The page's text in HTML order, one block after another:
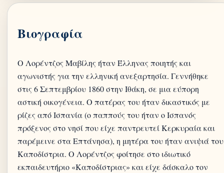
Βιογραφία
Ο Λορέντζος Μαβίλης ήταν Έλληνας ποιητής και
αγωνιστής για την ελληνική ανεξαρτησία. Γεννήθηκε
στις 6 Σεπτεμβρίου 1860 στην Ιθάκη, σε μια εύπορη
αστική οικογένεια. Ο πατέρας του ήταν δικαστικός με
ρίζες από Ισπανία (ο παππούς του ήταν ο Ισπανός
πρόξενος στο νησί που είχε παντρευτεί Κερκυραία και
παρέμεινε στα Επτάνησα), η μητέρα του ήταν ανιψιά του
Καποδίστρια. Ο Λορέντζος φοίτησε στο ιδιωτικό
εκπαιδευτήριο «Καποδίστριας» και είχε δάσκαλο τον